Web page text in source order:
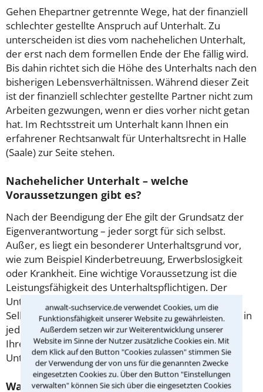
anwalt-suchservice.de verwendet Cookies, um die
Funktionsfähigkeit unserer Website zu gewährleisten.
Außerdem setzen wir zur Weiterentwicklung unserer
Website im Sinne der Nutzer zusätzliche Cookies ein. Mit
dem Klick auf den Button "Cookies zulassen" stimmen Sie
der Verwendung der von uns für die genannten Zwecke
eingesetzten Cookies zu. Über den Button "Einstellungen
verwalten" können Sie sich über die eingesetzten Cookies
Gehen Ehepartner getrennte Wege, hat der finanziell
schlechter gestellte Anspruch auf Unterhalt. Zu
unterscheiden ist dies vom nachehelichen Unterhalt,
der erst nach dem formellen Ende der Ehe fällig wird.
Bis dahin richtet sich die Höhe des Unterhalts nach den
bisherigen Lebensverhältnissen. Während dieser Zeit
ist der finanziell schlechter gestellte Partner nicht zum
Arbeiten gezwungen, wenn er dies vorher nicht getan
hat. Im Rechtsstreit um Unterhalt kann Ihnen ein
erfahrener Rechtsanwalt für Unterhaltsrecht in Halle
(Saale) zur Seite stehen.
Nachehelicher Unterhalt – welche
Voraussetzungen gibt es?
Nach der Beendigung der Ehe gilt der Grundsatz der
Eigenverantwortung – jeder sorgt für sich selbst.
Außer, es liegt ein besonderer Unterhaltsgrund vor,
wie zum Beispiel Kinderbetreuung, Erwerbslosigkeit
oder Krankheit. Eine wichtige Voraussetzung ist die
Leistungsfähigkeit des Unterhaltspflichtigen. Der
Unterhaltspflichtige hat einen bestimmten
Selbstbehalt, der seine Existenz sichert und der ihm in
jedem Fall bleiben muss. Um wie viel Unterhalt es in
Ihrem Fall geht, kann ein erfahrener Anwalts für
Unterhaltsrecht in Halle (Saale) feststellen.
Wann ist Kindesunterhalt zu zahlen?